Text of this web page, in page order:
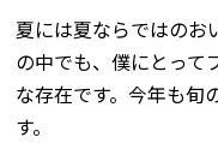
夏には夏ならではのお
の中でも、僕にとって
な存在です。今年も旬
す。